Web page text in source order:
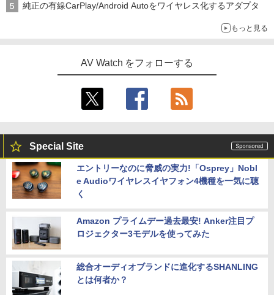
純正の有線CarPlay/Android Autoをワイヤレス化するアダプタ
もっと見る
AV Watch をフォローする
Special Site
エントリーなのに脅威の実力!「Osprey」Nobl
e Audioワイヤレスイヤフォン4機種を一気に聴
く
Amazon プライムデー過去最安! Anker注目プ
ロジェクター3モデルを使ってみた
総合オーディオブランドに進化するSHANLING
とは何者か？